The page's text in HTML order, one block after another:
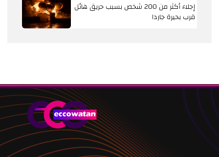
إجلاء أكثر من 200 شخص بسبب حريق هائل
قرب بحيرة جاردا